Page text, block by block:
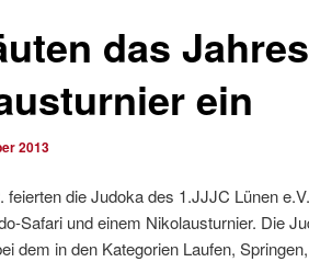
das
ein
2013
die Judoka des 1.JJJC Lünen
Safari und einem Nikolausturnier. Die
dem in den Kategorien Laufen,